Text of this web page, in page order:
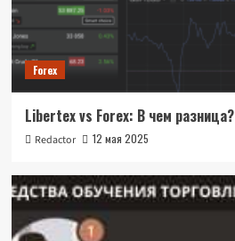
Forex
Libertex vs Forex: В чем разница?
Redactor 12 мая 2025